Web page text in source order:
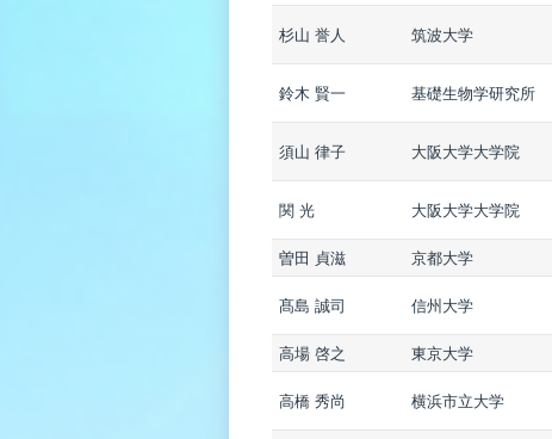
杉山 誉人 筑波大学
鈴木 賢一 基礎生物学研究所
須山 律子 大阪大学大学院
関 光 大阪大学大学院
曽田 貞滋 京都大学
髙島 誠司 信州大学
高場 啓之 東京大学
高橋 秀尚 横浜市立大学